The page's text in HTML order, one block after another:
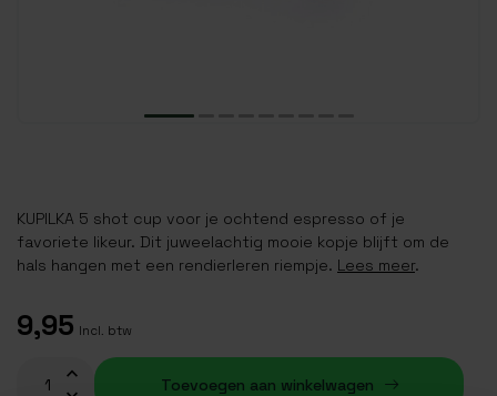
KUPILKA 5 shot cup voor je ochtend espresso of je
favoriete likeur. Dit juweelachtig mooie kopje blijft om de
hals hangen met een rendierleren riempje. Lees meer.
9,95 Incl. btw
Toevoegen aan winkelwagen